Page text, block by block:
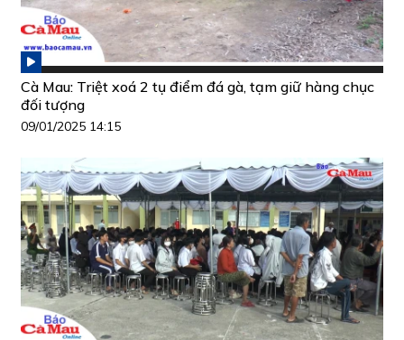
Cà Mau: Triệt xoá 2 tụ điểm đá gà, tạm giữ hàng chục
đối tượng
09/01/2025 14:15